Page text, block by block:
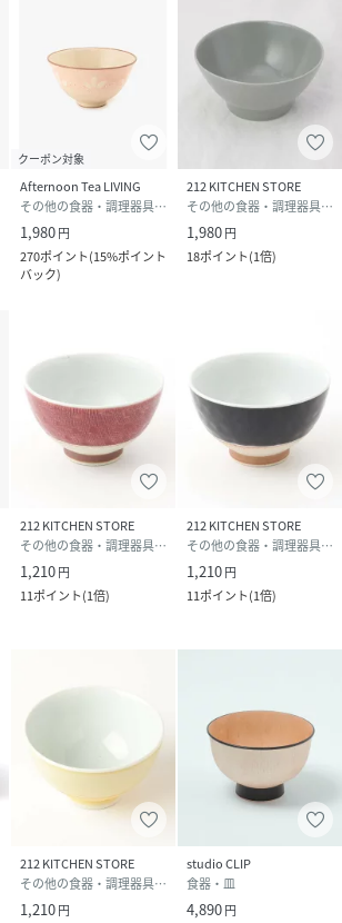
クーポン対象
Afternoon Tea LIVING
その他の食器・調理器具・キッチン用品
1,980円
270ポイント(15%ポイント
バック)
212 KITCHEN STORE
その他の食器・調理器具・キッチン用品
1,980円
18ポイント(1倍)
212 KITCHEN STORE
その他の食器・調理器具・キッチン用品
1,210円
11ポイント(1倍)
212 KITCHEN STORE
その他の食器・調理器具・キッチン用品
1,210円
11ポイント(1倍)
212 KITCHEN STORE
その他の食器・調理器具・キッチン用品
1,210円
studio CLIP
食器・皿
4,890円